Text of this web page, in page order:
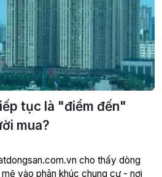
tục là "điểm đến"
mua?
cho thấy dòng
vào phân khúc chung cư - nơi